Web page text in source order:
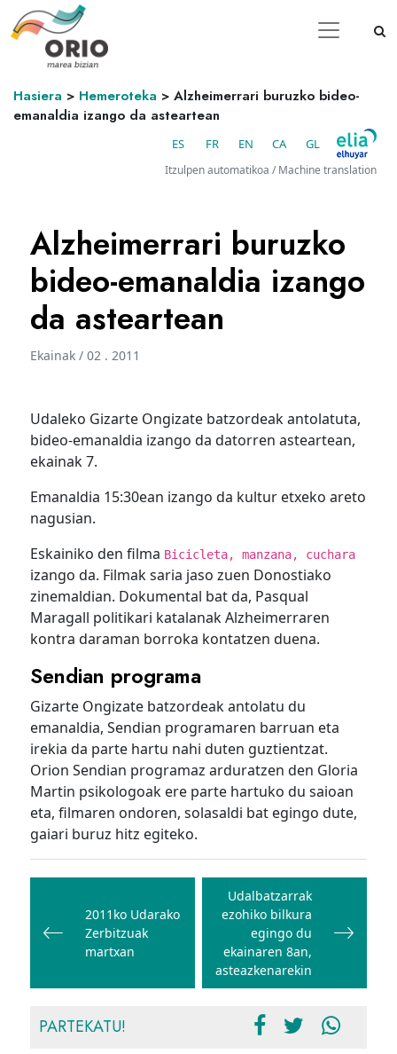
Hasiera > Hemeroteka > Alzheimerrari buruzko bideo-
emanaldia izango da asteartean
ES FR EN CA GL
Itzulpen automatikoa / Machine translation
Alzheimerrari buruzko
bideo-emanaldia izango
da asteartean
Ekainak / 02 . 2011
Udaleko Gizarte Ongizate batzordeak antolatuta,
bideo-emanaldia izango da datorren asteartean,
ekainak 7.
Emanaldia 15:30ean izango da kultur etxeko areto
nagusian.
Eskainiko den filma Bicicleta, manzana, cuchara
izango da. Filmak saria jaso zuen Donostiako
zinemaldian. Dokumental bat da, Pasqual
Maragall politikari katalanak Alzheimerraren
kontra daraman borroka kontatzen duena.
Sendian programa
Gizarte Ongizate batzordeak antolatu du
emanaldia, Sendian programaren barruan eta
irekia da parte hartu nahi duten guztientzat.
Orion Sendian programaz arduratzen den Gloria
Martin psikologoak ere parte hartuko du saioan
eta, filmaren ondoren, solasaldi bat egingo dute,
gaiari buruz hitz egiteko.
Bidalketetan
nabigatu2011ko Udarako
Zerbitzuak
martxan
Udalbatzarrak
ezohiko bilkura
egingo du
ekainaren 8an,
asteazkenarekin
PARTEKATU!